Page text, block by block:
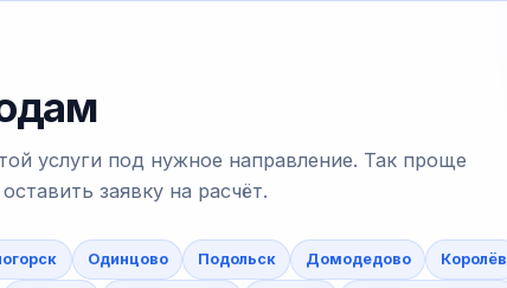
услуги под нужное направление. Так проще
заявку на расчёт.
Одинцово Подольск Домодедово Королёв